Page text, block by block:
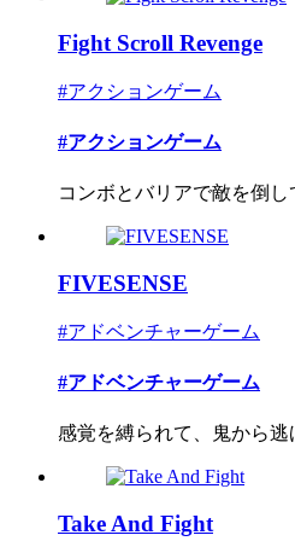
Fight Scroll Revenge
#アクションゲーム
#アクションゲーム
コンボとバリアで敵を倒
FIVESENSE
#アドベンチャーゲーム
#アドベンチャーゲーム
感覚を縛られて、鬼から逃
Take And Fight